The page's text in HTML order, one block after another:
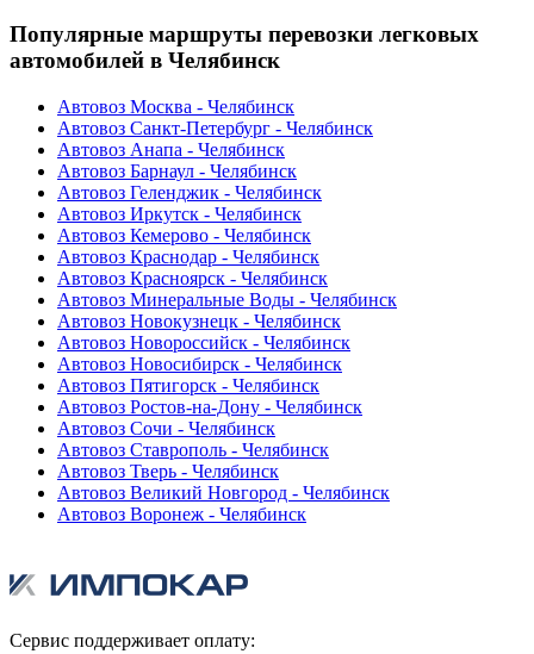
Популярные маршруты перевозки легковых
автомобилей в Челябинск
Автовоз Москва - Челябинск
Автовоз Санкт-Петербург - Челябинск
Автовоз Анапа - Челябинск
Автовоз Барнаул - Челябинск
Автовоз Геленджик - Челябинск
Автовоз Иркутск - Челябинск
Автовоз Кемерово - Челябинск
Автовоз Краснодар - Челябинск
Автовоз Красноярск - Челябинск
Автовоз Минеральные Воды - Челябинск
Автовоз Новокузнецк - Челябинск
Автовоз Новороссийск - Челябинск
Автовоз Новосибирск - Челябинск
Автовоз Пятигорск - Челябинск
Автовоз Ростов-на-Дону - Челябинск
Автовоз Сочи - Челябинск
Автовоз Ставрополь - Челябинск
Автовоз Тверь - Челябинск
Автовоз Великий Новгород - Челябинск
Автовоз Воронеж - Челябинск
Сервис поддерживает оплату: